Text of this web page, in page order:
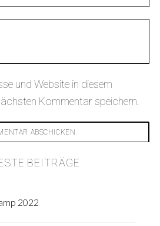
und Website in diesem
Kommentar speichern.
BEITRÄGE
2022